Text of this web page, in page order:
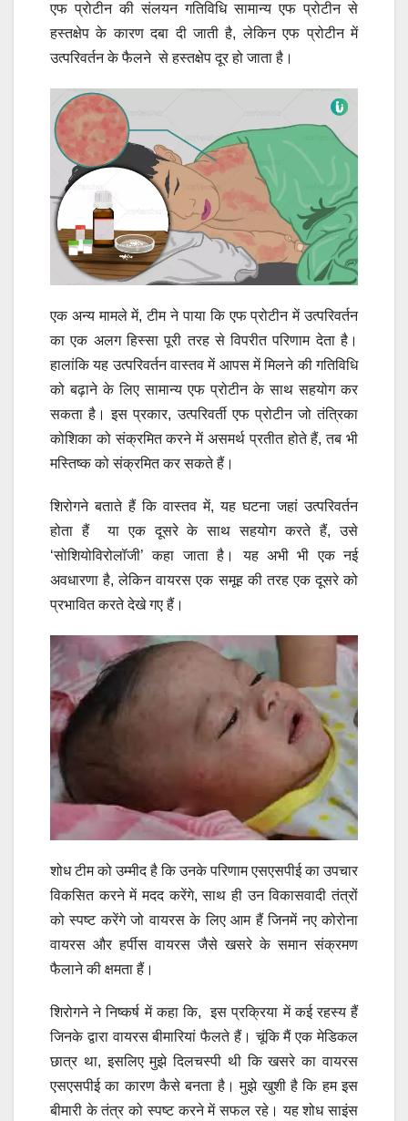
एफ प्रोटीन की संलयन गतिविधि सामान्य एफ प्रोटीन से
हस्तक्षेप के कारण दबा दी जाती है, लेकिन एफ प्रोटीन में
उत्परिवर्तन के फैलने से हस्तक्षेप दूर हो जाता है।
एक अन्य मामले में, टीम ने पाया कि एफ प्रोटीन में उत्परिवर्तन
का एक अलग हिस्सा पूरी तरह से विपरीत परिणाम देता है।
हालांकि यह उत्परिवर्तन वास्तव में आपस में मिलने की गतिविधि
को बढ़ाने के लिए सामान्य एफ प्रोटीन के साथ सहयोग कर
सकता है। इस प्रकार, उत्परिवर्ती एफ प्रोटीन जो तंत्रिका
कोशिका को संक्रमित करने में असमर्थ प्रतीत होते हैं, तब भी
मस्तिष्क को संक्रमित कर सकते हैं।
शिरोगने बताते हैं कि वास्तव में, यह घटना जहां उत्परिवर्तन
होता हैं या एक दूसरे के साथ सहयोग करते हैं, उसे
‘सोशियोविरोलॉजी’ कहा जाता है। यह अभी भी एक नई
अवधारणा है, लेकिन वायरस एक समूह की तरह एक दूसरे को
प्रभावित करते देखे गए हैं।
शोध टीम को उम्मीद है कि उनके परिणाम एसएसपीई का उपचार
विकसित करने में मदद करेंगे, साथ ही उन विकासवादी तंत्रों
को स्पष्ट करेंगे जो वायरस के लिए आम हैं जिनमें नए कोरोना
वायरस और हर्पीस वायरस जैसे खसरे के समान संक्रमण
फैलाने की क्षमता हैं।
शिरोगने ने निष्कर्ष में कहा कि, इस प्रक्रिया में कई रहस्य हैं
जिनके द्वारा वायरस बीमारियां फैलते हैं। चूंकि मैं एक मेडिकल
छात्र था, इसलिए मुझे दिलचस्पी थी कि खसरे का वायरस
एसएसपीई का कारण कैसे बनता है। मुझे खुशी है कि हम इस
बीमारी के तंत्र को स्पष्ट करने में सफल रहे। यह शोध साइंस